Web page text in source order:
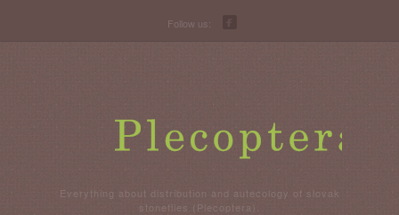
Follow us:
Everything about distribution and autecology of slovak
stoneflies (Plecoptera).